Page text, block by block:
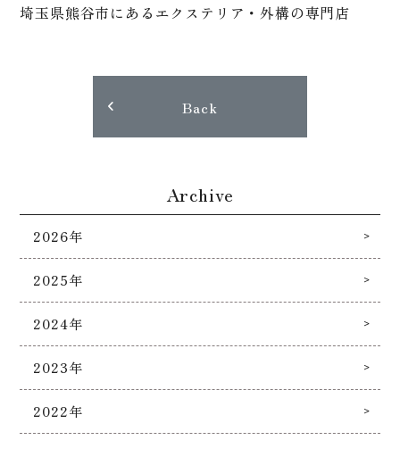
埼玉県熊谷市にあるエクステリア・外構の専門店
Back
Archive
2026年
2025年
2024年
2023年
2022年